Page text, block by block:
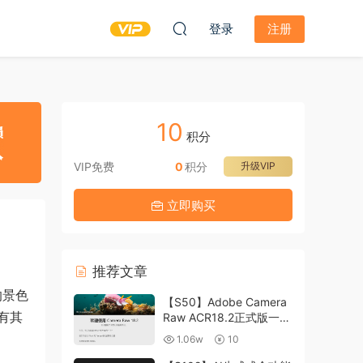
登录 注册
色
其
10 积分
VIP免费 升级VIP
0积分
立即购买
推荐文章
【S50】Adobe Camera
Raw ACR18.2正式版一键
升级包 ACR最新升级包
支持WIN和MAC
1.06w 10